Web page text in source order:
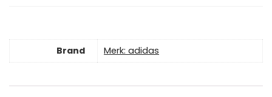
Brand Merk: adidas